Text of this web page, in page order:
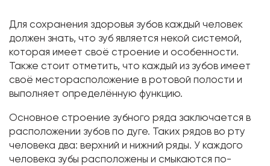
Для сохранения здоровья зубов каждый человек
должен знать, что зуб является некой системой,
которая имеет своё строение и особенности.
Также стоит отметить, что каждый из зубов имеет
своё месторасположение в ротовой полости и
выполняет определённую функцию.
Основное строение зубного ряда заключается в
расположении зубов по дуге. Таких рядов во рту
человека два: верхний и нижний ряды. У каждого
человека зубы расположены и смыкаются по-